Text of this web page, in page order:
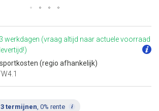
werkdagen (vraag altijd naar actuele voorraad
(regio afhankelijk)
3 termijnen, 0% rente